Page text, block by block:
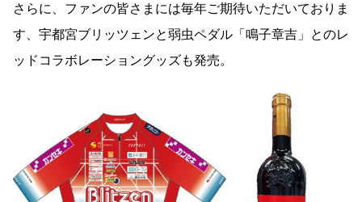
さらに、ファンの皆さまには毎年ご期待いただいておりま
す、宇都宮ブリッツェンと弱⾍ペダル「鳴⼦章吉」とのレ
ッドコラボレーショングッズも発売。